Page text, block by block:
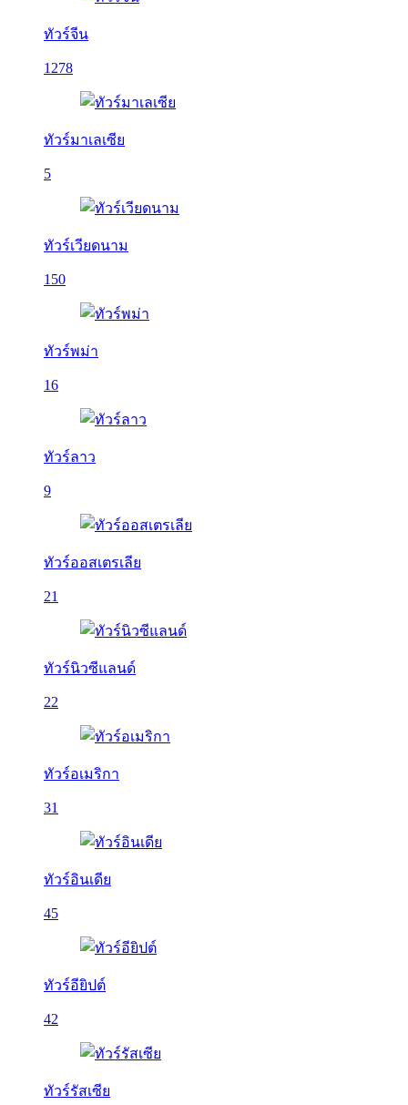
ทัวร์จีน
1278
ทัวร์มาเลเซีย
5
ทัวร์เวียดนาม
150
ทัวร์พม่า
16
ทัวร์ลาว
9
ทัวร์ออสเตรเลีย
21
ทัวร์นิวซีแลนด์
22
ทัวร์อเมริกา
31
ทัวร์อินเดีย
45
ทัวร์อียิปต์
42
ทัวร์รัสเซีย